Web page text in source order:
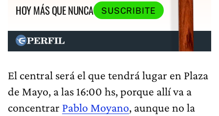
HOY MÁS QUE NUNCA
SUSCRIBITE
El central será el que tendrá lugar en Plaza
de Mayo, a las 16:00 hs, porque allí va a
concentrar Pablo Moyano, aunque no la